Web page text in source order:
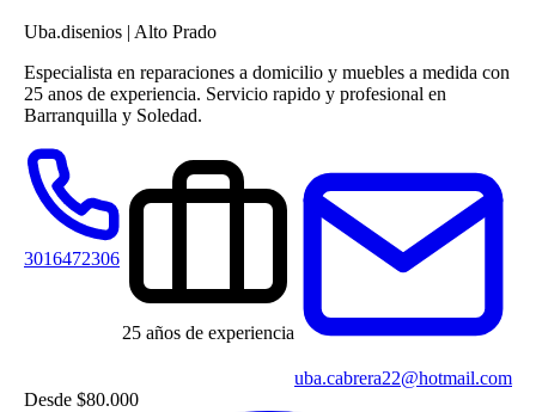
Uba.disenios | Alto Prado
Especialista en reparaciones a domicilio y muebles a medida con
25 anos de experiencia. Servicio rapido y profesional en
Barranquilla y Soledad.
3016472306
25 años de experiencia
uba.cabrera22@hotmail.com
Desde $80.000